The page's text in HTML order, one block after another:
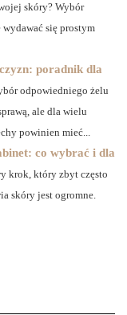
skóry? Wybór
się prostym
poradnik dla
odpowiedniego żelu
ale dla wielu
powinien mieć...
co wybrać i dla
krok, który zbyt często
skóry jest ogromne.